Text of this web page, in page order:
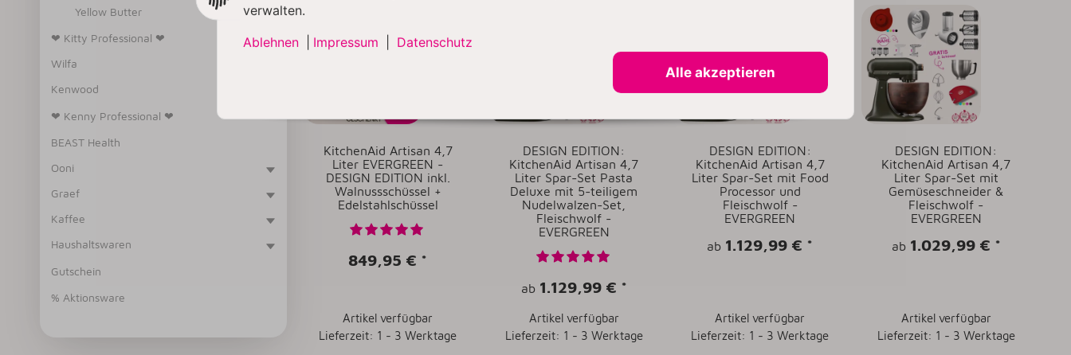
KitchenAid Artisan 4,7
Liter EVERGREEN -
DESIGN EDITION inkl.
Walnussschüssel +
Edelstahlschüssel
849,95 € *
Artikel verfügbar
Lieferzeit: 1 - 3 Werktage
DESIGN EDITION:
KitchenAid Artisan 4,7
Liter Spar-Set Pasta
Deluxe mit 5-teiligem
Nudelwalzen-Set,
Fleischwolf -
EVERGREEN
ab 1.129,99 € *
Artikel verfügbar
Lieferzeit: 1 - 3 Werktage
DESIGN EDITION:
KitchenAid Artisan 4,7
Liter Spar-Set mit Food
Processor und
Fleischwolf -
EVERGREEN
ab 1.129,99 € *
Artikel verfügbar
Lieferzeit: 1 - 3 Werktage
DESIGN EDITION:
KitchenAid Artisan 4,7
Liter Spar-Set mit
Gemüseschneider &
Fleischwolf -
EVERGREEN
ab 1.029,99 € *
Artikel verfügbar
Lieferzeit: 1 - 3 Werktage
Yellow Butter
❤ Kitty Professional ❤
Wilfa
Kenwood
❤ Kenny Professional ❤
BEAST Health
Ooni
Graef
Kaffee
Haushaltswaren
Gutschein
% Aktionsware
verwalten.
Ablehnen
Impressum
Datenschutz
Alle akzeptieren